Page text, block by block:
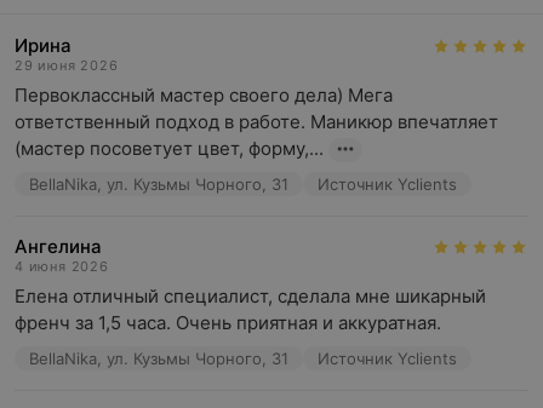
Ирина
29 июня 2026
Первоклассный мастер своего дела) Мега
ответственный подход в работе. Маникюр впечатляет
(мастер посоветует цвет, форму,...
BellaNika, ул. Кузьмы Чорного, 31 Источник Yclients
Ангелина
4 июня 2026
Елена отличный специалист, сделала мне шикарный
френч за 1,5 часа. Очень приятная и аккуратная.
BellaNika, ул. Кузьмы Чорного, 31 Источник Yclients